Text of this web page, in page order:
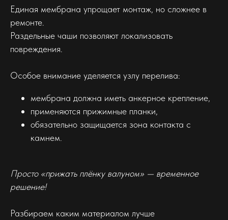
Единая мембрана упрощает монтаж, но сложнее в
ремонте.
Раздельные чаши позволяют локализовать
повреждения.
Особое внимание уделяется узлу перелива:
мембрана должна иметь анкерное крепление,
применяются прижимные планки,
обязательно защищается зона контакта с
камнем.
Просто «прижать плёнку валуном» — временное
решение!
Разбираем каким материалом лучше